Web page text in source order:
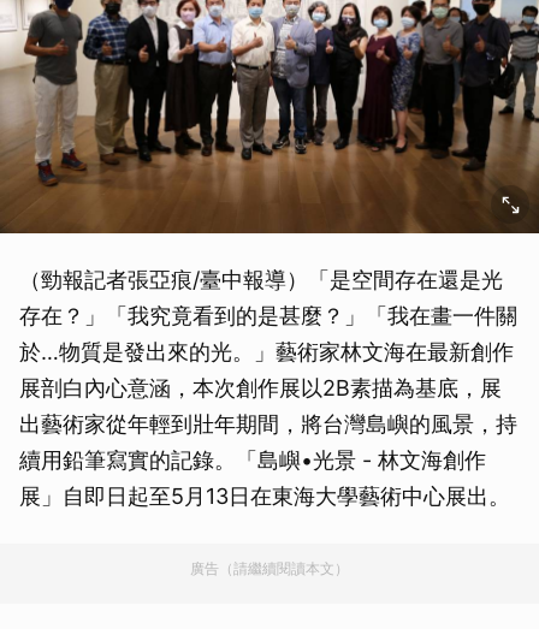
（勁報記者張亞痕/臺中報導）「是空間存在還是光
存在？」「我究竟看到的是甚麼？」「我在畫一件關
於…物質是發出來的光。」藝術家林文海在最新創作
展剖白內心意涵，本次創作展以2B素描為基底，展
出藝術家從年輕到壯年期間，將台灣島嶼的風景，持
續用鉛筆寫實的記錄。「島嶼•光景 - 林文海創作
展」自即日起至5月13日在東海大學藝術中心展出。
廣告（請繼續閱讀本文）